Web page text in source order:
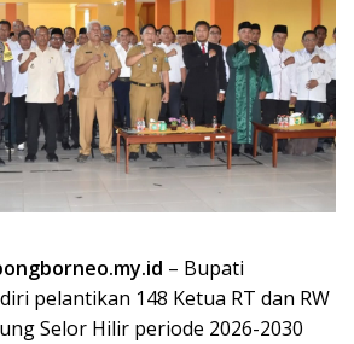
– Bupati
pelantikan 148 Ketua RT dan RW
Selor Hilir periode 2026-2030